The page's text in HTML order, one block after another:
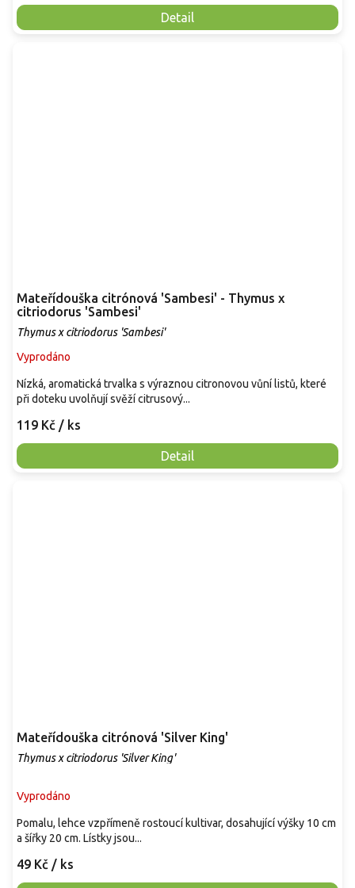
Detail
Mateřídouška citrónová 'Sambesi' - Thymus x
citriodorus 'Sambesi'
Thymus x citriodorus 'Sambesi'
Vyprodáno
119 Kč / ks
Detail
Nízká, aromatická trvalka s výraznou citronovou vůní listů, které
při doteku uvolňují svěží citrusový...
Mateřídouška citrónová 'Silver King'
Thymus x citriodorus 'Silver King'
Vyprodáno
49 Kč / ks
Pomalu, lehce vzpřímeně rostoucí kultivar, dosahující výšky 10 cm
a šířky 20 cm. Lístky jsou...